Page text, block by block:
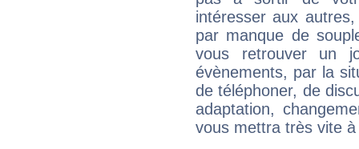
intéresser aux
par manque de
vous retrouver un
évènements, par la
de téléphoner, de
adaptation,
vous mettra très vite